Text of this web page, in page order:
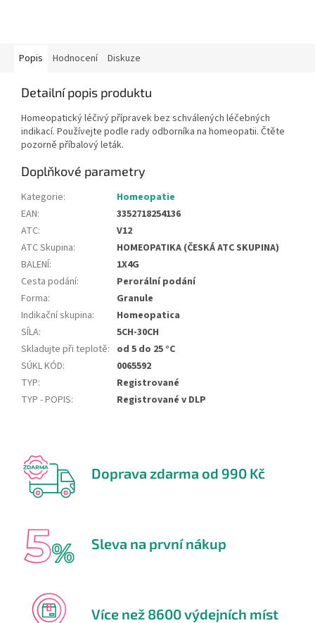
Popis Hodnocení Diskuze
Detailní popis produktu
Homeopatický léčivý přípravek bez schválených léčebných
indikací. Používejte podle rady odborníka na homeopatii. Čtěte
pozorně příbalový leták.
Doplňkové parametry
Kategorie:
Homeopatie
EAN:
3352718254136
ATC:
V12
ATC Skupina:
HOMEOPATIKA (ČESKÁ ATC SKUPINA)
BALENÍ:
1X4G
Cesta podání:
Perorální podání
Forma:
Granule
Indikační skupina:
Homeopatica
SÍLA:
5CH-30CH
Skladujte při teplotě: od 5 do 25 °C
SÚKL KÓD:
0065592
TYP:
Registrované
TYP - POPIS: Registrované v DLP
Doprava zdarma od 990 Kč
Sleva na první nákup
Více než 8600 výdejních míst